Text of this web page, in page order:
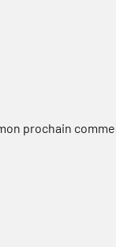
prochain